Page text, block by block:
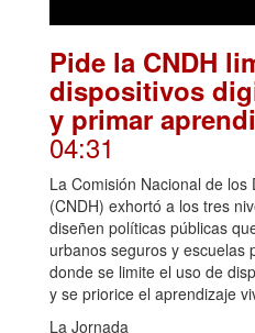
Pide la CNDH
dispositivos
y primar
04:31
La Comisión Nacional de los
(CNDH) exhortó a los tres
diseñen políticas públicas
urbanos seguros y escuelas
donde se limite el uso de
y se priorice el aprendizaje
La Jornada